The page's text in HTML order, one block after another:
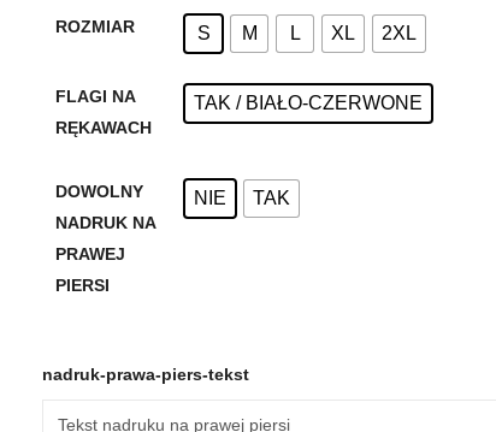
ROZMIAR S M L XL 2XL
FLAGI NA
RĘKAWACH
TAK / BIAŁO-CZERWONE
DOWOLNY
NADRUK NA
PRAWEJ
PIERSI
NIE TAK
nadruk-prawa-piers-tekst